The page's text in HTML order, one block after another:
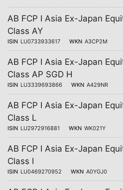
AB FCP I Asia Ex-Japan
Class AY
ISIN LU0733933617 WKN A3CP2M
AB FCP I Asia Ex-Japan
Class AP SGD H
ISIN LU3339693866 WKN A429NR
AB FCP I Asia Ex-Japan
Class L
ISIN LU2972916881 WKN WK021Y
AB FCP I Asia Ex-Japan
Class I
ISIN LU0469270952 WKN A0YGJ0